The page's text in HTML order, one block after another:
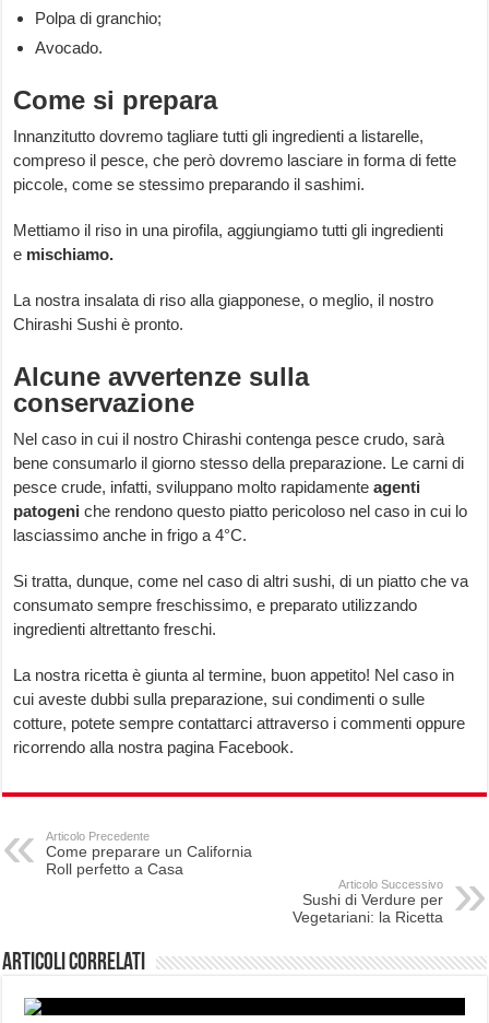
Polpa di granchio;
Avocado.
Come si prepara
Innanzitutto dovremo tagliare tutti gli ingredienti a listarelle,
compreso il pesce, che però dovremo lasciare in forma di fette
piccole, come se stessimo preparando il sashimi.
Mettiamo il riso in una pirofila, aggiungiamo tutti gli ingredienti
e mischiamo.
La nostra insalata di riso alla giapponese, o meglio, il nostro
Chirashi Sushi è pronto.
Alcune avvertenze sulla
conservazione
Nel caso in cui il nostro Chirashi contenga pesce crudo, sarà
bene consumarlo il giorno stesso della preparazione. Le carni di
pesce crude, infatti, sviluppano molto rapidamenteagenti
patogeni che rendono questo piatto pericoloso nel caso in cui lo
lasciassimo anche in frigo a 4°C.
Si tratta, dunque, come nel caso di altri sushi, di un piatto che va
consumato sempre freschissimo, e preparato utilizzando
ingredienti altrettanto freschi.
La nostra ricetta è giunta al termine, buon appetito! Nel caso in
cui aveste dubbi sulla preparazione, sui condimenti o sulle
cotture, potete sempre contattarci attraverso i commenti oppure
ricorrendo alla nostra pagina Facebook.
Articolo Precedente
Come preparare un California
Roll perfetto a Casa
Articolo Successivo
Sushi di Verdure per
Vegetariani: la Ricetta
Articoli correlati